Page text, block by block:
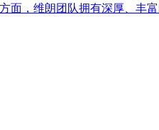
面，维朗团队拥有深厚、丰